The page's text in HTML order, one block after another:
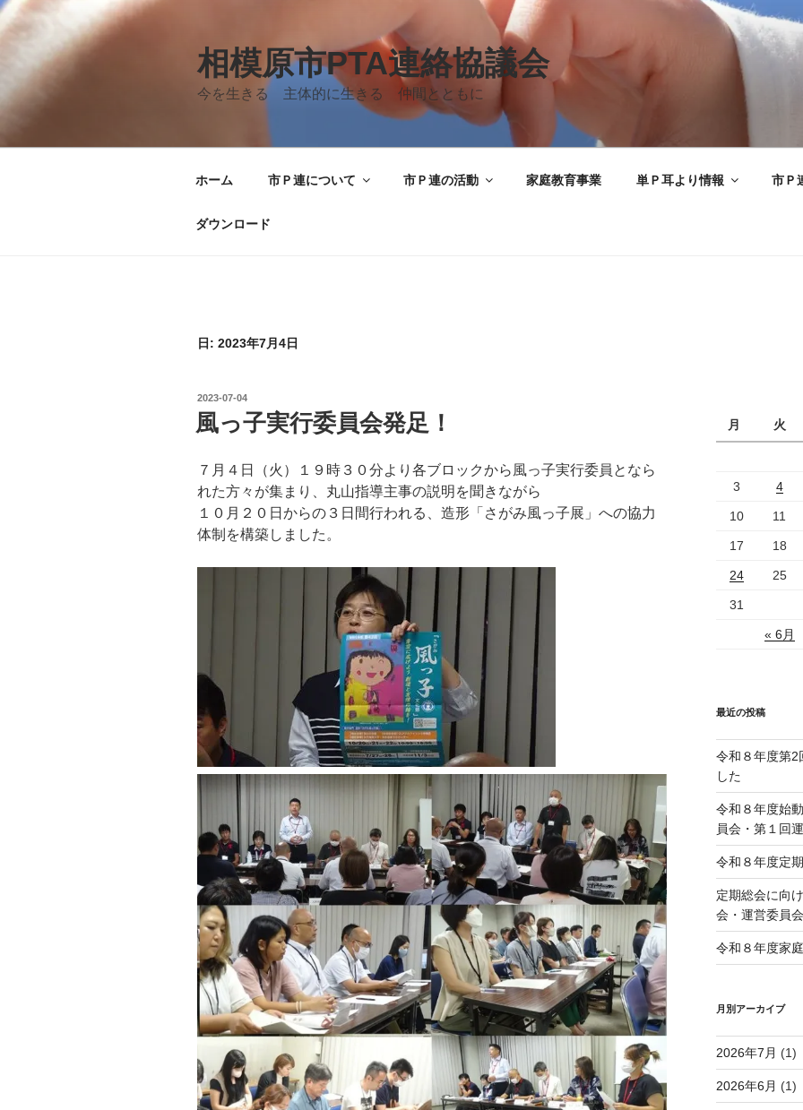
コ
ン
ツ
相模原市PTA連絡協議会
今を生きる 主体的に生きる 仲間とともに
ホーム 市Ｐ連について 市Ｐ連の活動 家庭教育事業 単Ｐ耳より情報 市Ｐ
ダウンロード
日: 2023年7月4日
投
稿
日:
2023-07-04
風っ子実行委員会発足！
７月４日（火）１９時３０分より各ブロックから風っ子実行委員となら
れた方々が集まり、丸山指導主事の説明を聞きながら
１０月２０日からの３日間行われる、造形「さがみ風っ子展」への協力
体制を構築しました。
月
火
« 6月
3 4
10 11
17 18
24 25
31
最近の投稿
令和８年度第2
した
令和８年度始
員会・第１回
令和８年度定
定期総会に向
会・運営委員
令和８年度家
月別アーカイブ
2026年7月 (1)
2026年6月 (1)